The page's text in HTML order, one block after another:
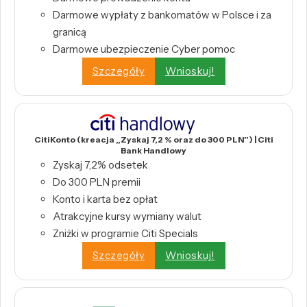
Darmowe wypłaty z bankomatów w Polsce i za
granicą
Darmowe ubezpieczenie Cyber pomoc
Szczegóły
Wnioskuj!
CitiKonto (kreacja „Zyskaj 7,2 % oraz do 300 PLN”) | Citi
Bank Handlowy
Zyskaj 7,2% odsetek
Do 300 PLN premii
Konto i karta bez opłat
Atrakcyjne kursy wymiany walut
Zniżki w programie Citi Specials
Szczegóły
Wnioskuj!